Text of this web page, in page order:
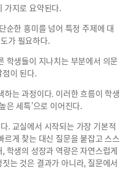
가지로 요약된다.
순한 흥미를 넘어 특정 주제에 대
가 필요하다.
학생들이 지나치는 부분에서 의문
이 된다.
하는 과정이다. 이러한 흐름이 학생
은 세특’으로 이어진다.
. 교실에서 시작되는 가장 기본적
르게 찾는 대신 질문을 붙잡고 스스
학생의 성장과 역량은 자연스럽게
는 것은 결과가 아니라, 질문에서